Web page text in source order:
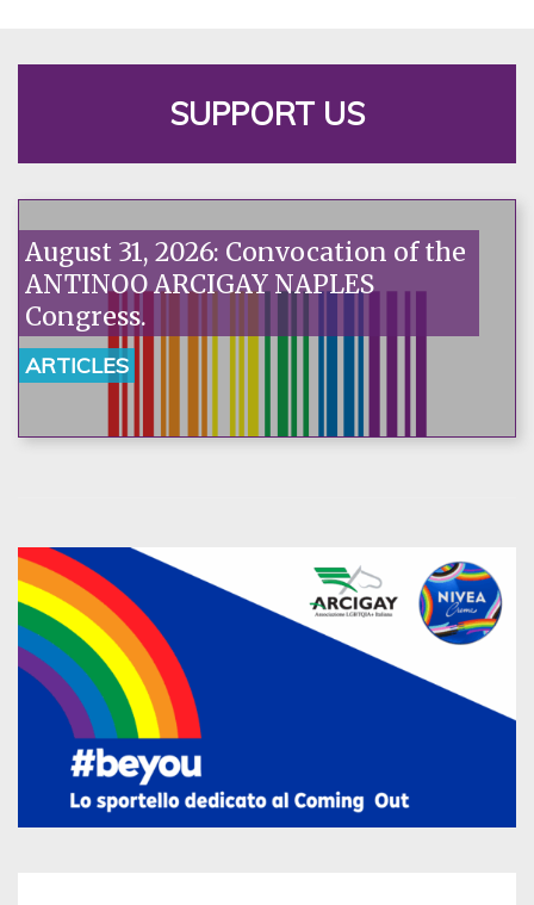
SUPPORT US
August 31, 2026: Convocation of the
ANTINOO ARCIGAY NAPLES
Congress.
ARTICLES